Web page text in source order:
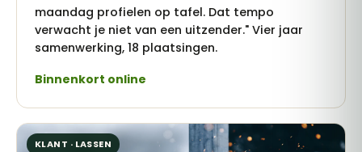
maandag profielen op tafel. Dat tempo
verwacht je niet van een uitzender." Vier jaar
samenwerking, 18 plaatsingen.
Binnenkort online
KLANT · LASSEN